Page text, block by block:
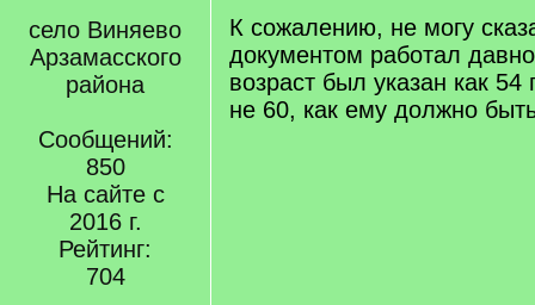
село Виняево
Арзамасского
района
Сообщений:
850
На сайте с
2016 г.
Рейтинг:
704
К сожалению, не могу
документом работал
возраст был указан как 54
не 60, как ему должно